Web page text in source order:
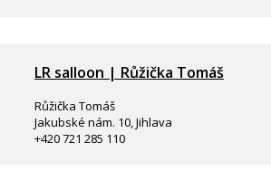
LR salloon | Růžička Tomáš
Růžička Tomáš
Jakubské nám. 10, Jihlava
+420 721 285 110